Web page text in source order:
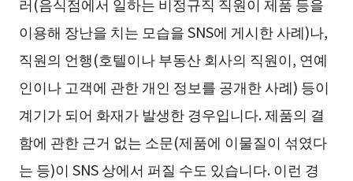
이용해 장난을 치는 모습을 SNS에 게시한 사례)나,
직원의 언행(호텔이나 부동산 회사의 직원이, 연예
인이나 고객에 관한 개인 정보를 공개한 사례) 등이
계기가 되어 화재가 발생한 경우입니다. 제품의 결
함에 관한 근거 없는 소문(제품에 이물질이 섞였다
는 등)이 SNS 상에서 퍼질 수도 있습니다. 이런 경